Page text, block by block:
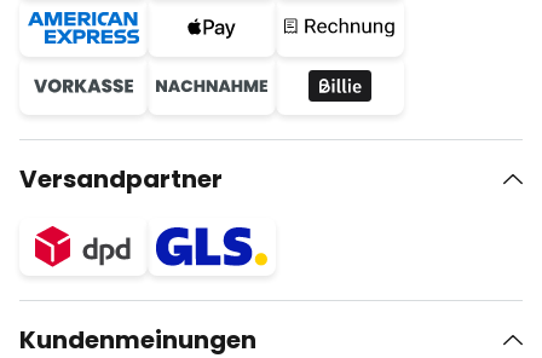
Versandpartner
Kundenmeinungen